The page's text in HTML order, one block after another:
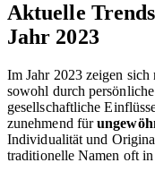
Aktuelle
Jahr 2023
Im Jahr 2023 zeigen sich
sowohl durch
gesellschaftliche
zunehmend für
Individualität und
traditionelle Namen oft